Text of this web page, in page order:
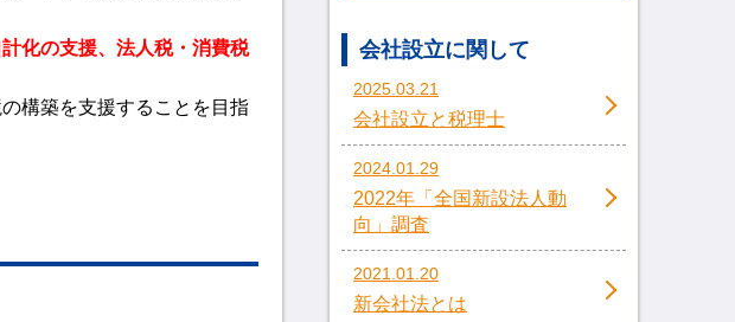
化の支援、法人税・消費税
構築を支援することを目指
会社設立に関して
2025.03.21
会社設立と税理士
2024.01.29
2022年「全国新設法人動
向」調査
2021.01.20
新会社法とは